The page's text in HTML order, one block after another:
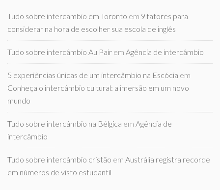
Tudo sobre intercambio em Toronto em 9 fatores para
considerar na hora de escolher sua escola de inglês
Tudo sobre intercâmbio Au Pair em Agência de intercâmbio
5 experiências únicas de um intercâmbio na Escócia em
Conheça o intercâmbio cultural: a imersão em um novo
mundo
Tudo sobre intercâmbio na Bélgica em Agência de
intercâmbio
Tudo sobre intercâmbio cristão em Austrália registra recorde
em números de visto estudantil